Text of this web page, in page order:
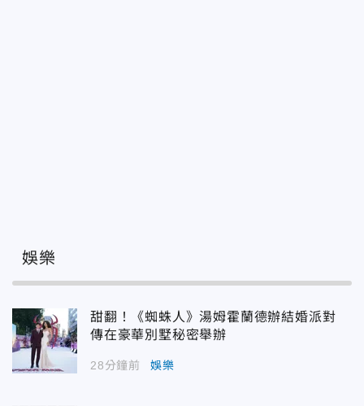
娛樂
甜翻！《蜘蛛人》湯姆霍蘭德辦結婚派對
傳在豪華別墅秘密舉辦
28分鐘前 娛樂